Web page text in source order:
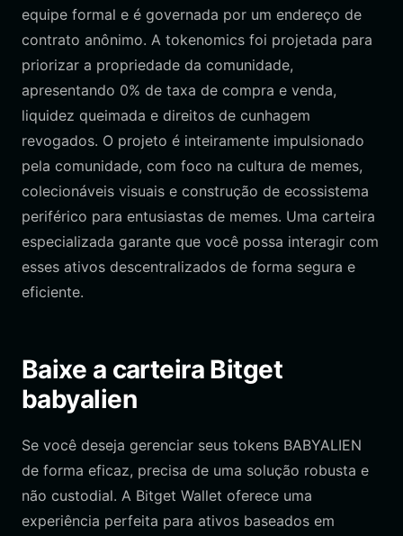
equipe formal e é governada por um endereço de
contrato anônimo. A tokenomics foi projetada para
priorizar a propriedade da comunidade,
apresentando 0% de taxa de compra e venda,
liquidez queimada e direitos de cunhagem
revogados. O projeto é inteiramente impulsionado
pela comunidade, com foco na cultura de memes,
colecionáveis visuais e construção de ecossistema
periférico para entusiastas de memes. Uma carteira
especializada garante que você possa interagir com
esses ativos descentralizados de forma segura e
eficiente.
Baixe a carteira Bitget
babyalien
Se você deseja gerenciar seus tokens BABYALIEN
de forma eficaz, precisa de uma solução robusta e
não custodial. A Bitget Wallet oferece uma
experiência perfeita para ativos baseados em